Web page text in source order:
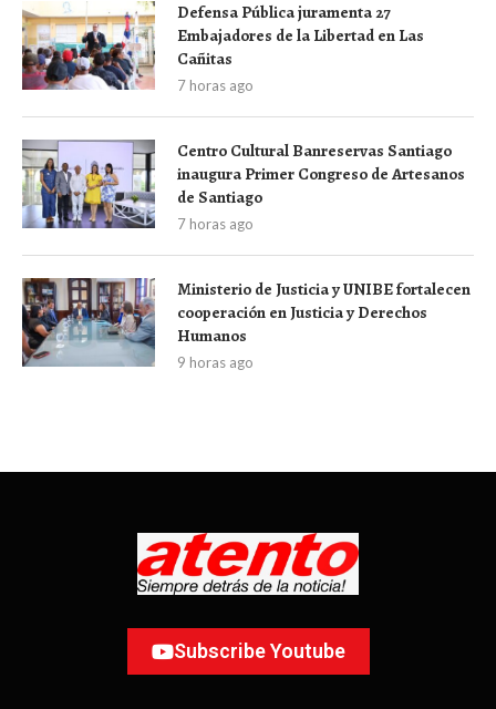
Defensa Pública juramenta 27
Embajadores de la Libertad en Las
Cañitas
7 horas ago
Centro Cultural Banreservas Santiago
inaugura Primer Congreso de Artesanos
de Santiago
7 horas ago
Ministerio de Justicia y UNIBE fortalecen
cooperación en Justicia y Derechos
Humanos
9 horas ago
Subscribe Youtube